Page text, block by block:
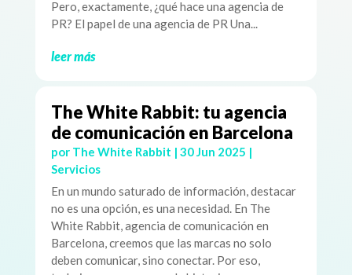
Pero, exactamente, ¿qué hace una agencia de
PR? El papel de una agencia de PR Una...
leer más
The White Rabbit: tu agencia
de comunicación en Barcelona
por The White Rabbit | 30 Jun 2025 |
Servicios
En un mundo saturado de información, destacar
no es una opción, es una necesidad. En The
White Rabbit, agencia de comunicación en
Barcelona, creemos que las marcas no solo
deben comunicar, sino conectar. Por eso,